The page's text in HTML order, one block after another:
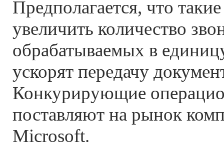
Предполагается, что
увеличить количество
обрабатываемых в
ускорят передачу
Конкурирующие
поставляют на рынок
Microsoft.